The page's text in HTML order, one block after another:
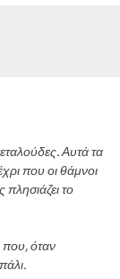
Αυτά τα
που οι θάμνοι
το
που, όταν